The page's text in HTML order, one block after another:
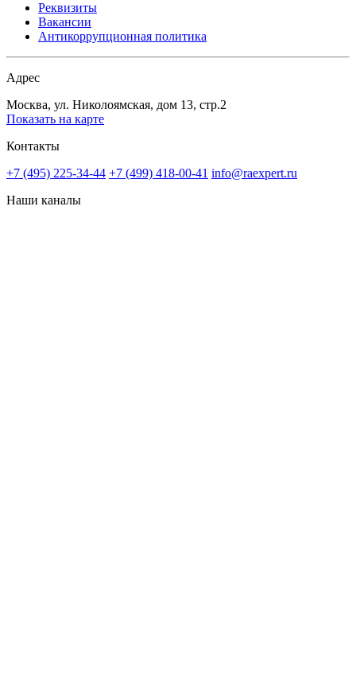
Реквизиты
Вакансии
Антикоррупционная политика
Адрес
Москва, ул. Николоямская, дом 13, стр.2
Показать на карте
Контакты
+7 (495) 225-34-44 +7 (499) 418-00-41 info@raexpert.ru
Наши каналы